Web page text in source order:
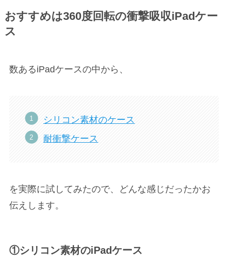
おすすめは360度回転の衝撃吸収iPadケー
ス
数あるiPadケースの中から、
シリコン素材のケース
耐衝撃ケース
を実際に試してみたので、どんな感じだったかお
伝えします。
①シリコン素材のiPadケース